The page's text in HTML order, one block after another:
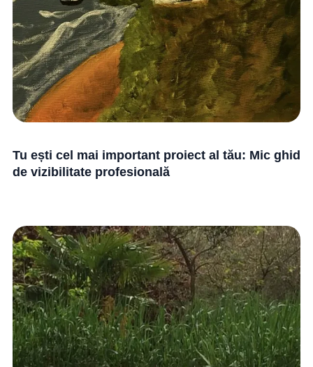
Tu ești cel mai important proiect al tău: Mic ghid
de vizibilitate profesională